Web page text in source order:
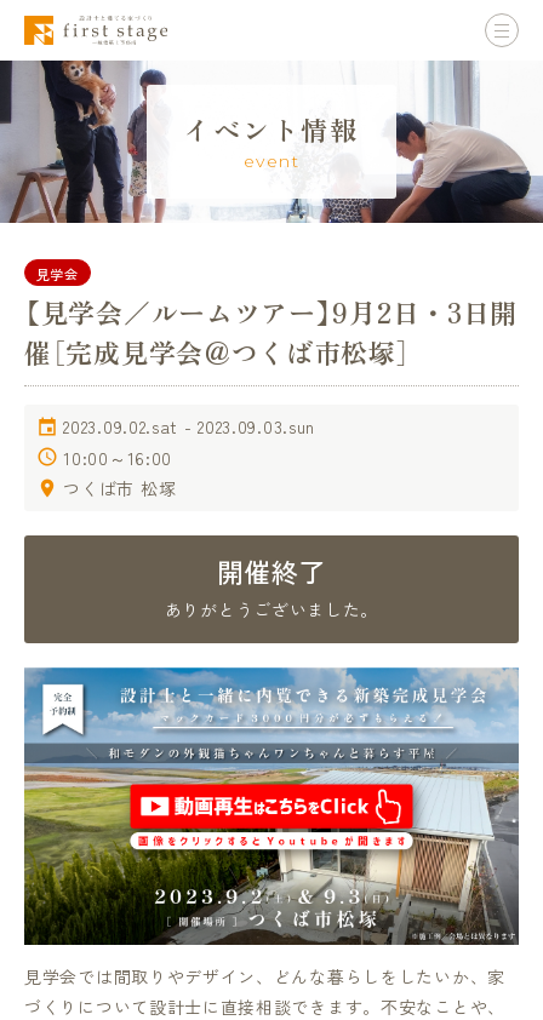
イベント情報
event
見学会
【見学会／ルームツアー】9月2日・3日開
催［完成見学会＠つくば市松塚］
2023.09.02.sat - 2023.09.03.sun
10:00～16:00
つくば市 松塚
開催終了
ありがとうございました。
見学会では間取りやデザイン、どんな暮らしをしたいか、家
づくりについて設計士に直接相談できます。不安なことや、